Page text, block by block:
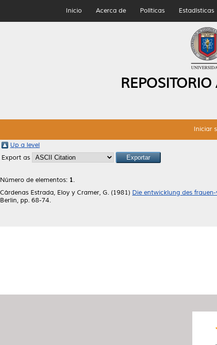
Inicio Acerca de Políticas Estadísticas
Iniciar
Up a level
Export as
Número de elementos: 1.
Cárdenas Estrada, Eloy y Cramer, G. (1981) Die entwicklung des
Berlin, pp. 68-74.